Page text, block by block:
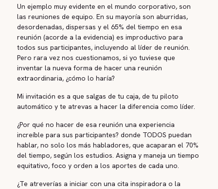
Un ejemplo muy evidente en el mundo corporativo, son
las reuniones de equipo. En su mayoría son aburridas,
desordenadas, dispersas y el 65% del tiempo en esa
reunión (acorde a la evidencia) es improductivo para
todos sus participantes, incluyendo al líder de reunión.
Pero rara vez nos cuestionamos, si yo tuviese que
inventar la nueva forma de hacer una reunión
extraordinaria, ¿cómo lo haría?
Mi invitación es a que salgas de tu caja, de tu piloto
automático y te atrevas a hacer la diferencia como líder.
¿Por qué no hacer de esa reunión una experiencia
increíble para sus participantes? donde TODOS puedan
hablar, no solo los más habladores, que acaparan el 70%
del tiempo, según los estudios. Asigna y maneja un tiempo
equitativo, foco y orden a los aportes de cada uno.
¿Te atreverías a iniciar con una cita inspiradora o la